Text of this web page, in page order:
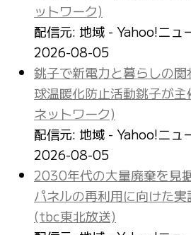
ットワーク)
配信元: 地域 - Yahoo!ニュ
2026-08-05
銚子で新電力と暮らしの
球温暖化防止活動銚子が
ネットワーク)
配信元: 地域 - Yahoo!ニュ
2026-08-05
2030年代の大量廃棄を見
パネルの再利用に向けた
(tbc東北放送)